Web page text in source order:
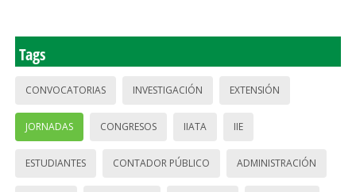
Tags
CONVOCATORIAS INVESTIGACIÓN EXTENSIÓN
JORNADAS CONGRESOS IIATA IIE
ESTUDIANTES CONTADOR PÚBLICO ADMINISTRACIÓN